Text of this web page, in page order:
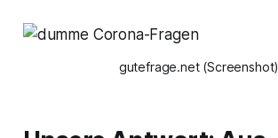
gutefrage.net (Screenshot)